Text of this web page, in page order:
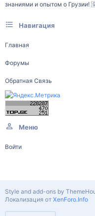
знаниями и опытом о
Навигация
Главная
Форумы
Обратная Связь
Меню
Войти
Style and add-ons by
Локализация от XenForo.Info